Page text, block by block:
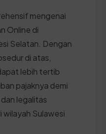
mengenai
Online di
Selatan. Dengan
di atas,
lebih tertib
pajaknya demi
legalitas
wilayah Sulawesi